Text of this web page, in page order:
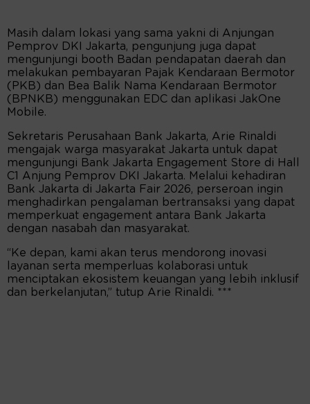
Masih dalam lokasi yang sama yakni di Anjungan
Pemprov DKI Jakarta, pengunjung juga dapat
mengunjungi booth Badan pendapatan daerah dan
melakukan pembayaran Pajak Kendaraan Bermotor
(PKB) dan Bea Balik Nama Kendaraan Bermotor
(BPNKB) menggunakan EDC dan aplikasi JakOne
Mobile.
Sekretaris Perusahaan Bank Jakarta, Arie Rinaldi
mengajak warga masyarakat Jakarta untuk dapat
mengunjungi Bank Jakarta Engagement Store di Hall
C1 Anjung Pemprov DKI Jakarta. Melalui kehadiran
Bank Jakarta di Jakarta Fair 2026, perseroan ingin
menghadirkan pengalaman bertransaksi yang dapat
memperkuat engagement antara Bank Jakarta
dengan nasabah dan masyarakat.
“Ke depan, kami akan terus mendorong inovasi
layanan serta memperluas kolaborasi untuk
menciptakan ekosistem keuangan yang lebih inklusif
dan berkelanjutan,” tutup Arie Rinaldi. ***